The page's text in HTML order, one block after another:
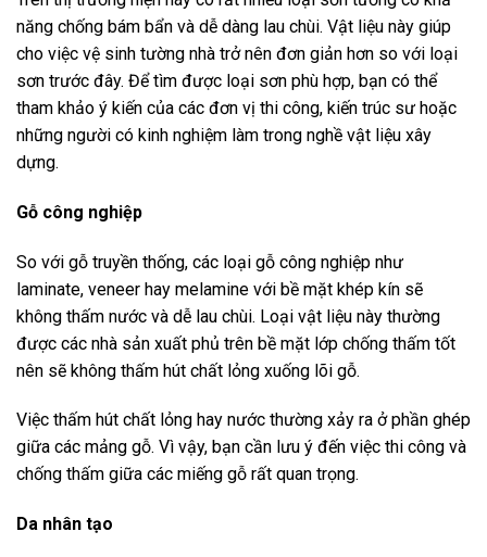
năng chống bám bẩn và dễ dàng lau chùi. Vật liệu này giúp
cho việc vệ sinh tường nhà trở nên đơn giản hơn so với loại
sơn trước đây. Để tìm được loại sơn phù hợp, bạn có thể
tham khảo ý kiến của các đơn vị thi công, kiến trúc sư hoặc
những người có kinh nghiệm làm trong nghề vật liệu xây
dựng.
Gỗ công nghiệp
So với gỗ truyền thống, các loại gỗ công nghiệp như
laminate, veneer hay melamine với bề mặt khép kín sẽ
không thấm nước và dễ lau chùi. Loại vật liệu này thường
được các nhà sản xuất phủ trên bề mặt lớp chống thấm tốt
nên sẽ không thấm hút chất lỏng xuống lõi gỗ.
Việc thấm hút chất lỏng hay nước thường xảy ra ở phần ghép
giữa các mảng gỗ. Vì vậy, bạn cần lưu ý đến việc thi công và
chống thấm giữa các miếng gỗ rất quan trọng.
Da nhân tạo